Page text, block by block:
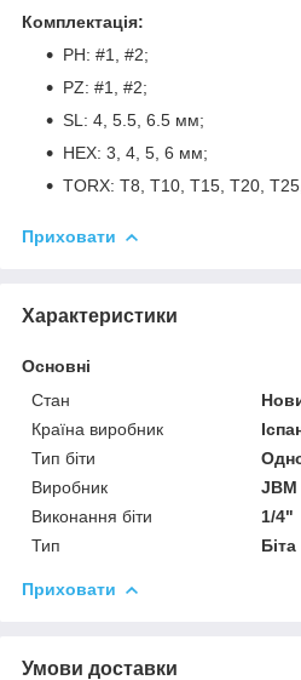
Комплектація:
PH: #1, #2;
PZ: #1, #2;
SL: 4, 5.5, 6.5 мм;
HEX: 3, 4, 5, 6 мм;
TORX: T8, T10, T15, T20,
Приховати
Характеристики
Основні
Стан
Країна виробник
Тип біти
Виробник
JBM
Виконання біти
1/4"
Тип
Біта
Приховати
Умови доставки